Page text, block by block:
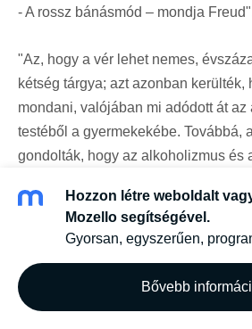
- A rossz bánásmód – mondja
"Az, hogy a vér lehet nemes,
kétség tárgya; azt azonban kerülték,
mondani, valójában mi adódott át az
testéből a gyermekekébe. Továbbá,
gondolták, hogy az alkoholizmus és
egyének alá vannak vetve egy olyan
amellyel szemben tehetetlenek, s
Tovább...
Hozzon létre weboldalt
Mozello segítségével.
Gyorsan, egyszerűen,
Bővebb